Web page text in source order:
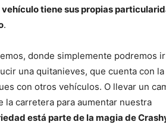
tiene sus propias
.
donde simplemente podremos ir
una quitanieves, que cuenta con la
con otros vehículos. O llevar un
carretera para aumentar nuestra
está parte de la magia de